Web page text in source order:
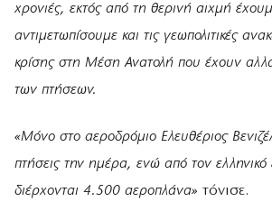
χρονιές, εκτός από τη θερινή αιχμή
αντιμετωπίσουμε και τις γεωπολιτικές
κρίσης στη Μέση Ανατολή που έχουν
των πτήσεων.
«Μόνο στο αεροδρόμιο Ελευθέριος
πτήσεις την ημέρα, ενώ από τον
διέρχονται 4.500 αεροπλάνα» τόνισε.